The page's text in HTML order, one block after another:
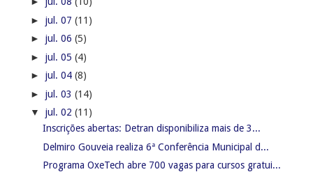
► jul. 07 (11)
► jul. 06 (5)
► jul. 05 (4)
► jul. 04 (8)
► jul. 03 (14)
▼ jul. 02 (11)
Inscrições abertas: Detran disponibiliza mais de 3...
Delmiro Gouveia realiza 6ª Conferência Municipal d...
Programa OxeTech abre 700 vagas para cursos gratui...